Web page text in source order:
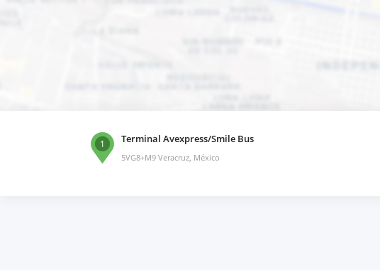
1 Terminal Avexpress/Smile Bus
5VG8+M9 Veracruz, México